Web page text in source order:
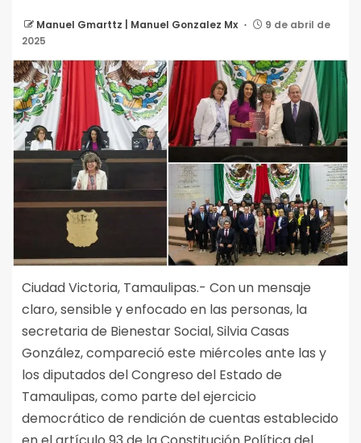
Manuel Gmarttz | Manuel Gonzalez Mx
9 de abril de
2025
Ciudad Victoria, Tamaulipas.- Con un mensaje
claro, sensible y enfocado en las personas, la
secretaria de Bienestar Social, Silvia Casas
González, compareció este miércoles ante las y
los diputados del Congreso del Estado de
Tamaulipas, como parte del ejercicio
democrático de rendición de cuentas establecido